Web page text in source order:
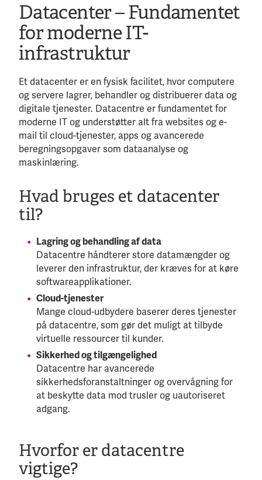
Datacenter – Fundamentet
for moderne IT-
infrastruktur
Et datacenter er en fysisk facilitet, hvor computere
og servere lagrer, behandler og distribuerer data og
digitale tjenester. Datacentre er fundamentet for
moderne IT og understøtter alt fra websites og e-
mail til cloud-tjenester, apps og avancerede
beregningsopgaver som dataanalyse og
maskinlæring.
Hvad bruges et datacenter
til?
Lagring og behandling af data
Datacentre håndterer store datamængder og
leverer den infrastruktur, der kræves for at køre
softwareapplikationer.
Cloud-tjenester
Mange cloud-udbydere baserer deres tjenester
på datacentre, som gør det muligt at tilbyde
virtuelle ressourcer til kunder.
Sikkerhed og tilgængelighed
Datacentre har avancerede
sikkerhedsforanstaltninger og overvågning for
at beskytte data mod trusler og uautoriseret
adgang.
Hvorfor er datacentre
vigtige?